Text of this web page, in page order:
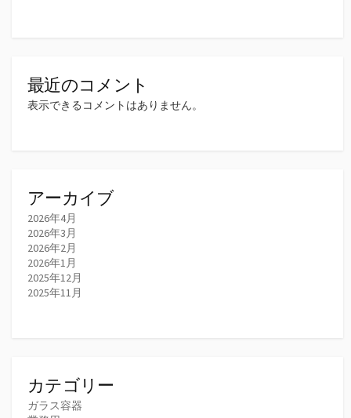
最近のコメント
表示できるコメントはありません。
アーカイブ
2026年4月
2026年3月
2026年2月
2026年1月
2025年12月
2025年11月
カテゴリー
ガラス容器